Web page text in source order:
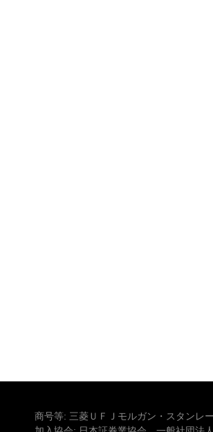
商号等: 三菱ＵＦＪモルガン・スタン